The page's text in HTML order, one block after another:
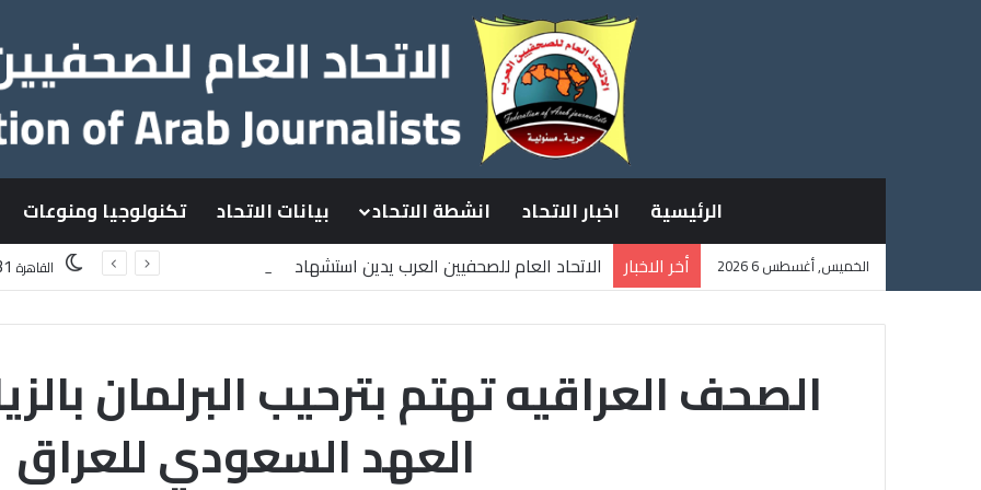
الرئيسية اخبار الاتحاد انشطة الاتحاد بيانات الاتحاد تكنولوجيا ومنوعات
الخميس, أغسطس 6 2026 أخر الاخبار
الاتحاد العام للصحفيين العرب يدين استشهاد
القاهرة
الصحف العراقيه تهتم بترحيب البرلمان
العهد السعودي للعراق